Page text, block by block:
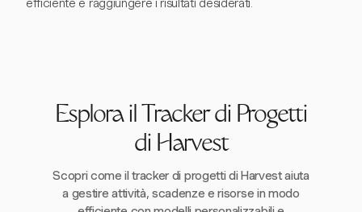
efficiente e raggiungere i risultati desiderati.
Esplora il Tracker di Progetti
di Harvest
Scopri come il tracker di progetti di Harvest aiuta
a gestire attività, scadenze e risorse in modo